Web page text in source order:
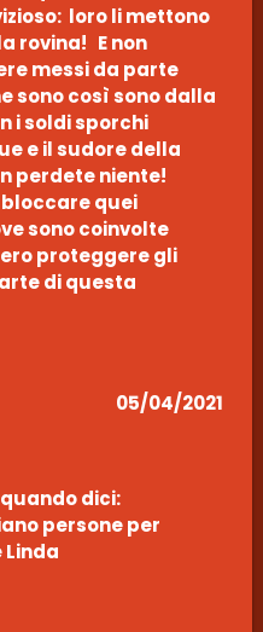
loro li mettono
rovina! E non
messi da parte
sono così sono dalla
i soldi sporchi
e il sudore della
perdete niente!
quei
sono coinvolte
proteggere gli
di questa
05/04/2021
dici:
persone per
Linda